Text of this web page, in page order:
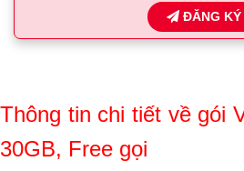
ĐĂNG KÝ
Thông tin chi tiết về gói
30GB, Free gọi